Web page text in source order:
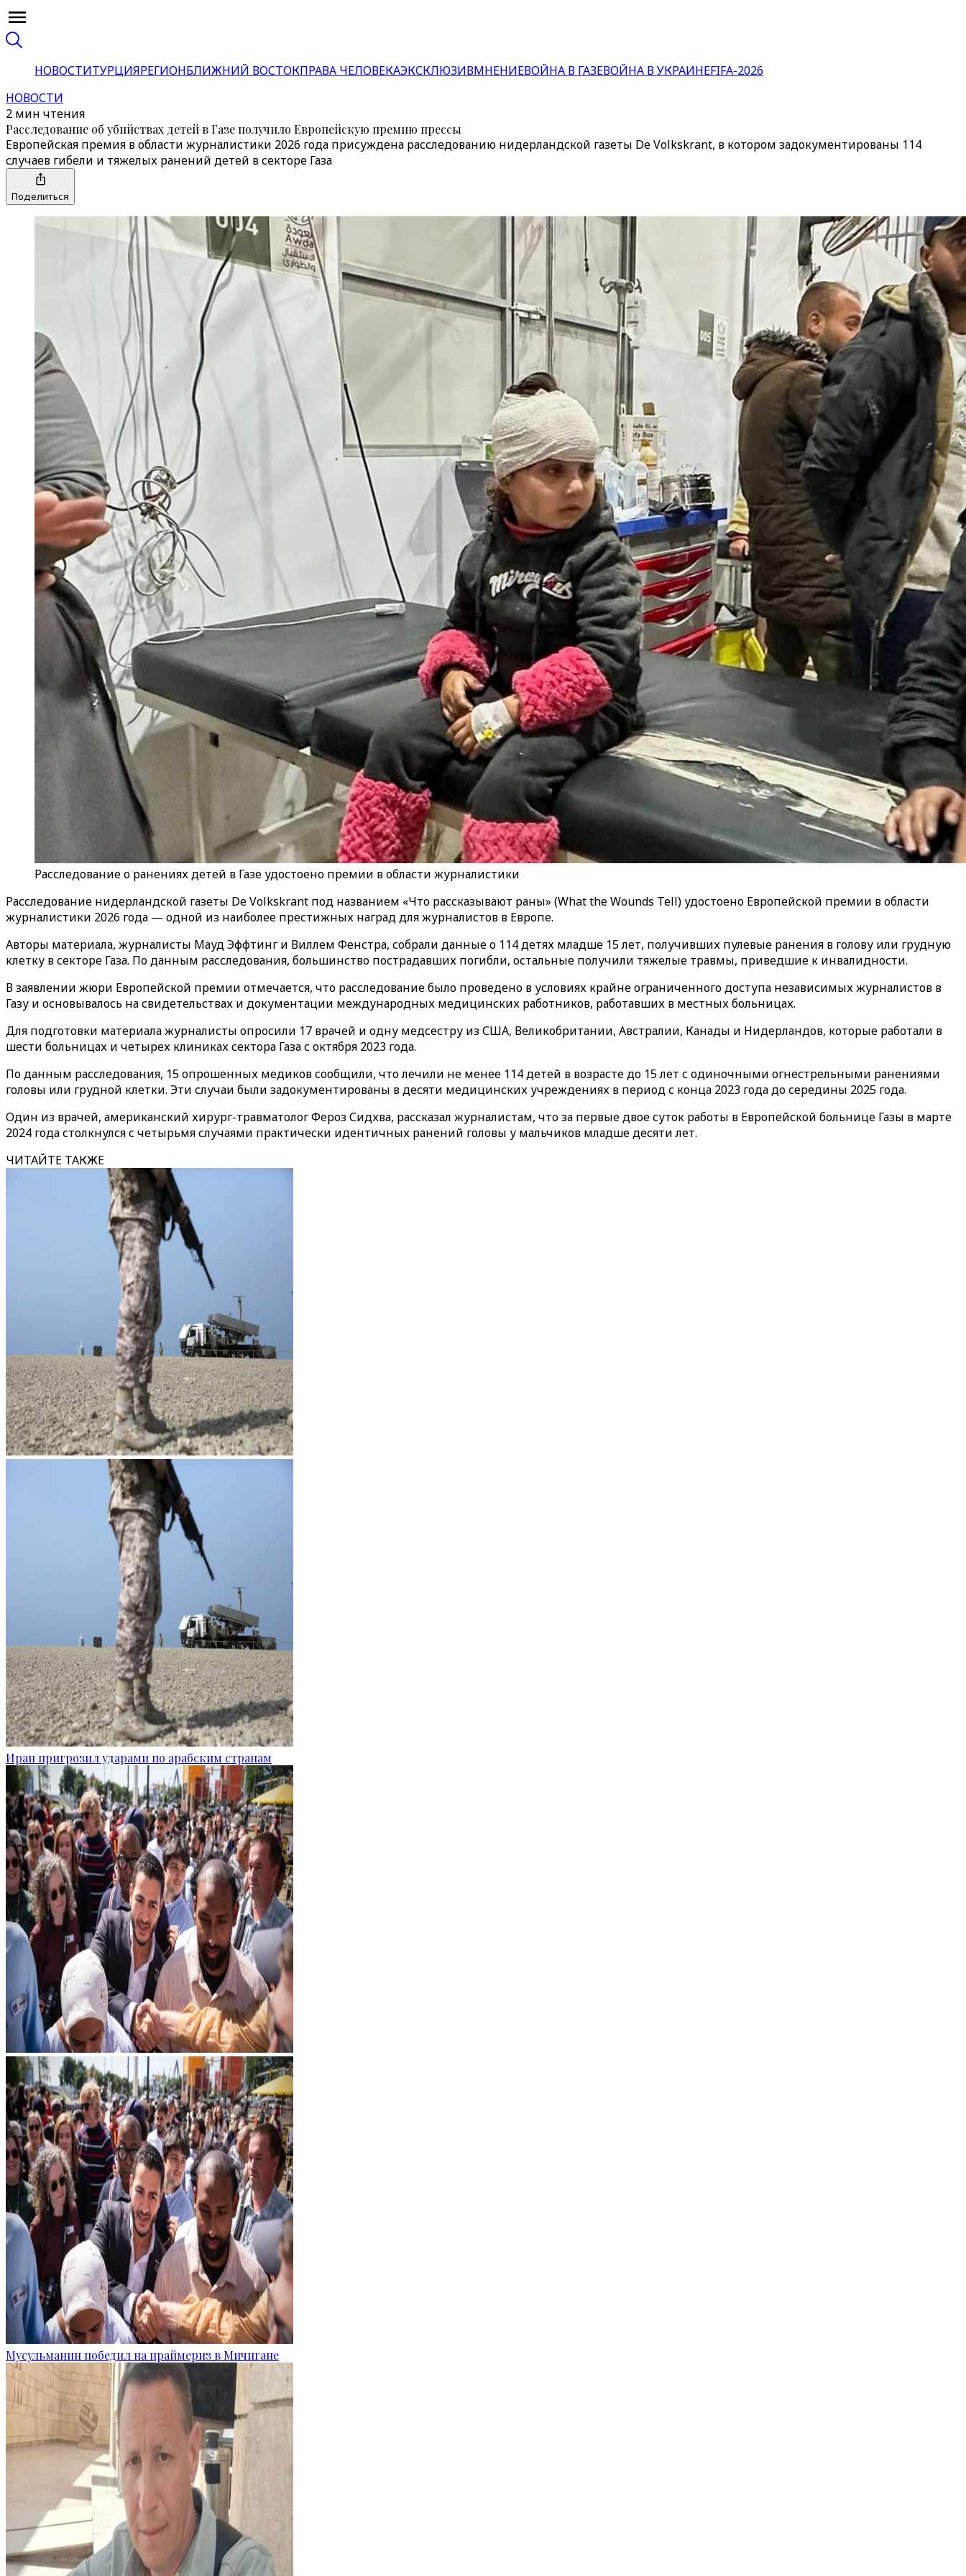
НОВОСТИТУРЦИЯРЕГИОНБЛИЖНИЙ ВОСТОКПРАВА ЧЕЛОВЕКАЭКСКЛЮЗИВМНЕНИЕВОЙНА В ГАЗЕВОЙНА В УКРАИНЕFIFA-2026
НОВОСТИ
2 мин чтения
Расследование об убийствах детей в Газе получило Европейскую премию прессы
Европейская премия в области журналистики 2026 года присуждена расследованию нидерландской газеты De Volkskrant, в котором задокументированы 114
случаев гибели и тяжелых ранений детей в секторе Газа
Поделиться
Расследование о ранениях детей в Газе удостоено премии в области журналистики
Расследование нидерландской газеты DeVolkskrant под названием «Что рассказывают раны» (WhattheWounds Tell) удостоено Европейской премии в области
журналистики 2026 года — одной из наиболее престижных наград для журналистов в Европе.
Авторы материала, журналисты Мауд Эффтинг и Виллем Фенстра, собрали данные о 114 детях младше 15 лет, получивших пулевые ранения в голову или грудную
клетку в секторе Газа. По данным расследования, большинство пострадавших погибли, остальные получили тяжелые травмы, приведшие к инвалидности.
В заявлении жюри Европейской премии отмечается, что расследование было проведено в условиях крайне ограниченного доступа независимых журналистов в
Газу и основывалось на свидетельствах и документации международных медицинских работников, работавших в местных больницах.
Для подготовки материала журналисты опросили 17 врачей и одну медсестру из США, Великобритании, Австралии, Канады и Нидерландов, которые работали в
шести больницах и четырех клиниках сектора Газа с октября 2023 года.
По данным расследования, 15 опрошенных медиков сообщили, что лечили не менее 114 детей в возрасте до 15 лет с одиночными огнестрельными ранениями
головы или грудной клетки. Эти случаи были задокументированы в десяти медицинских учреждениях в период с конца 2023 года до середины 2025 года.
Один из врачей, американский хирург-травматолог Фероз Сидхва, рассказал журналистам, что за первые двое суток работы в Европейской больнице Газы в марте
2024 года столкнулся с четырьмя случаями практически идентичных ранений головы у мальчиков младше десяти лет.
ЧИТАЙТЕ ТАКЖЕ
Иран пригрозил ударами по арабским странам
Мусульманин победил на праймериз в Мичигане